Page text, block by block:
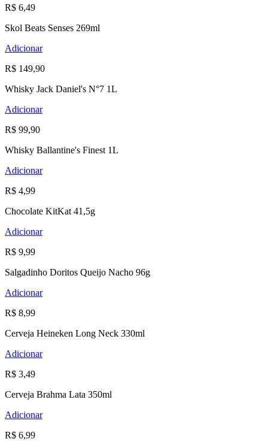
R$ 6,49
Skol Beats Senses 269ml
Adicionar
R$ 149,90
Whisky Jack Daniel's N°7 1L
Adicionar
R$ 99,90
Whisky Ballantine's Finest 1L
Adicionar
R$ 4,99
Chocolate KitKat 41,5g
Adicionar
R$ 9,99
Salgadinho Doritos Queijo Nacho 96g
Adicionar
R$ 8,99
Cerveja Heineken Long Neck 330ml
Adicionar
R$ 3,49
Cerveja Brahma Lata 350ml
Adicionar
R$ 6,99